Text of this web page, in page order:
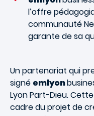
l’offre
communauté
garante de sa
Un partenariat qui
signé emlyon
Lyon Part-Dieu.
cadre du projet de